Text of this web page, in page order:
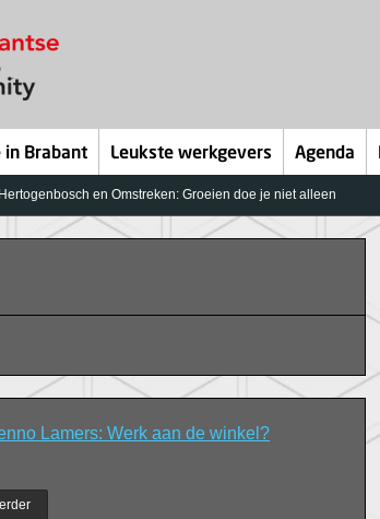
in Brabant Leukste werkgevers Agenda
en Omstreken: Groeien doe je niet alleen
Lamers: Werk aan de winkel?